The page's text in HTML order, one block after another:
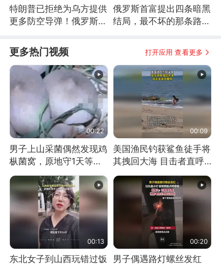
特朗普已拒绝为乌方提供
更多防空导弹！俄罗斯抓
俄罗斯首富提出四条暗黑
结局，最不坏的那条路是
更多热门视频 打开应用 查看更多
00:22
男子上山采菌偶然发现鸡
枞菌窝，原地守1天等它
长大：挖了140多朵
00:09
美国渔民钓获鲨鱼徒手将
其拽回大海 目击者直呼
震惊 （视频来源：参考
消息）
00:13
东北女子到山西玩错过饭
00:20
男子偶遇路灯螺丝发红